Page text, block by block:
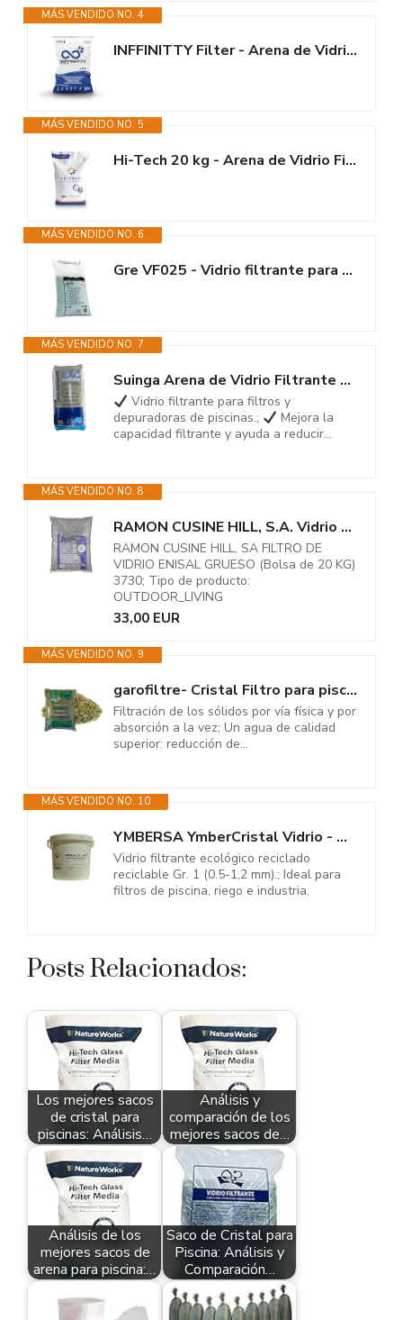
MÁS VENDIDO NO. 4
INFFINITTY Filter - Arena de Vidrio Filtrante para Piscinas Producida con...
MÁS VENDIDO NO. 5
Hi-Tech 20 kg - Arena de Vidrio Filtrante para Piscina con Máximo Poder de...
MÁS VENDIDO NO. 6
Gre VF025 - Vidrio filtrante para filtros de Piscina, para Mantener el Agua...
MÁS VENDIDO NO. 7
Suinga Arena de Vidrio Filtrante para Piscina con Poder de Filtración |...
Vidrio filtrante para filtros y
depuradoras de piscinas.;
Mejora la
capacidad filtrante y ayuda a reducir...
MÁS VENDIDO NO. 8
RAMON CUSINE HILL, S.A. Vidrio FILTRANTE ENISAL Grueso (Saco 20KG.) 3730
RAMON CUSINE HILL, SA FILTRO DE
VIDRIO ENISAL GRUESO (Bolsa de 20 KG)
3730; Tipo de producto:
OUTDOOR_LIVING
33,00 EUR
MÁS VENDIDO NO. 9
garofiltre- Cristal Filtro para piscinas (Arena de Cristal). De Tanto en el...
Filtración de los sólidos por vía física y por
absorción a la vez; Un agua de calidad
superior: reducción de...
MÁS VENDIDO NO. 10
YMBERSA YmberCristal Vidrio - Glass - Cristal granulado filtrante...
Vidrio filtrante ecológico reciclado
reciclable Gr. 1 (0.5-1,2 mm).; Ideal para
filtros de piscina, riego e industria.
Posts Relacionados:
Los mejores sacos
de cristal para
piscinas: Análisis…
Análisis y
comparación de los
mejores sacos de…
Análisis de los
mejores sacos de
arena para piscina:…
Saco de Cristal para
Piscina: Análisis y
Comparación…